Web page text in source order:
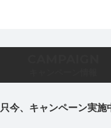
只今、キャンペーン実施